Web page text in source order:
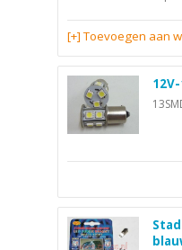
[+] Toevoegen aan